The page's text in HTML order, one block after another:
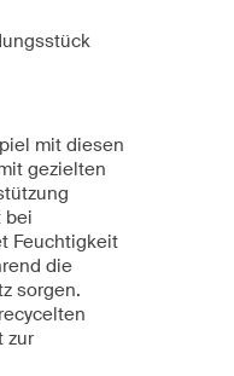
mit diesen
gezielten
bei
Feuchtigkeit
die
sorgen.
zur